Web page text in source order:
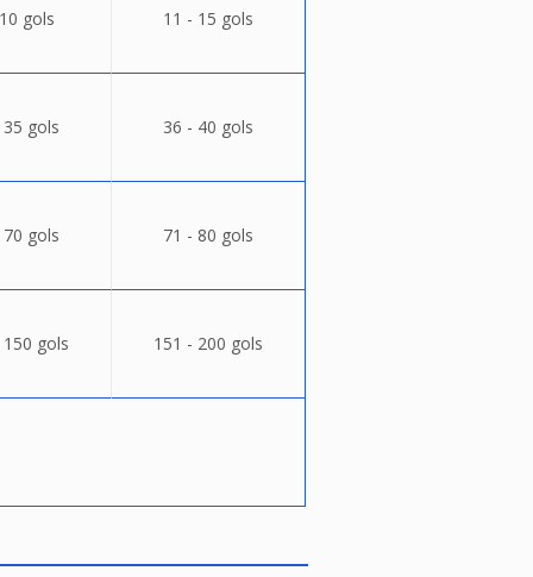
gols 11 - 15 gols
gols 36 - 40 gols
gols 71 - 80 gols
gols 151 - 200 gols